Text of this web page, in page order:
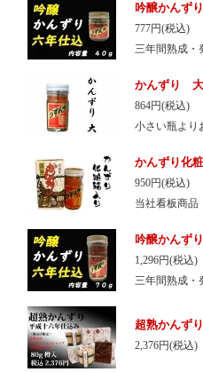
吟醸かんず
777円(税込)
三年間熟成・
かんずり
864円(税込)
小さい瓶より
かんずり
950円(税込)
当社看板商
吟醸かんず
1,296円(税込)
三年間熟成・
超熟かんず
2,376円(税込)